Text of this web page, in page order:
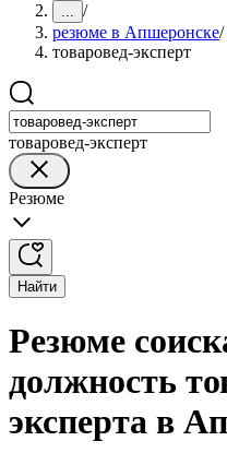
... /
резюме в Апшеронске/
товаровед-эксперт
товаровед-эксперт
Резюме
Найти
Резюме
должность
эксперта в